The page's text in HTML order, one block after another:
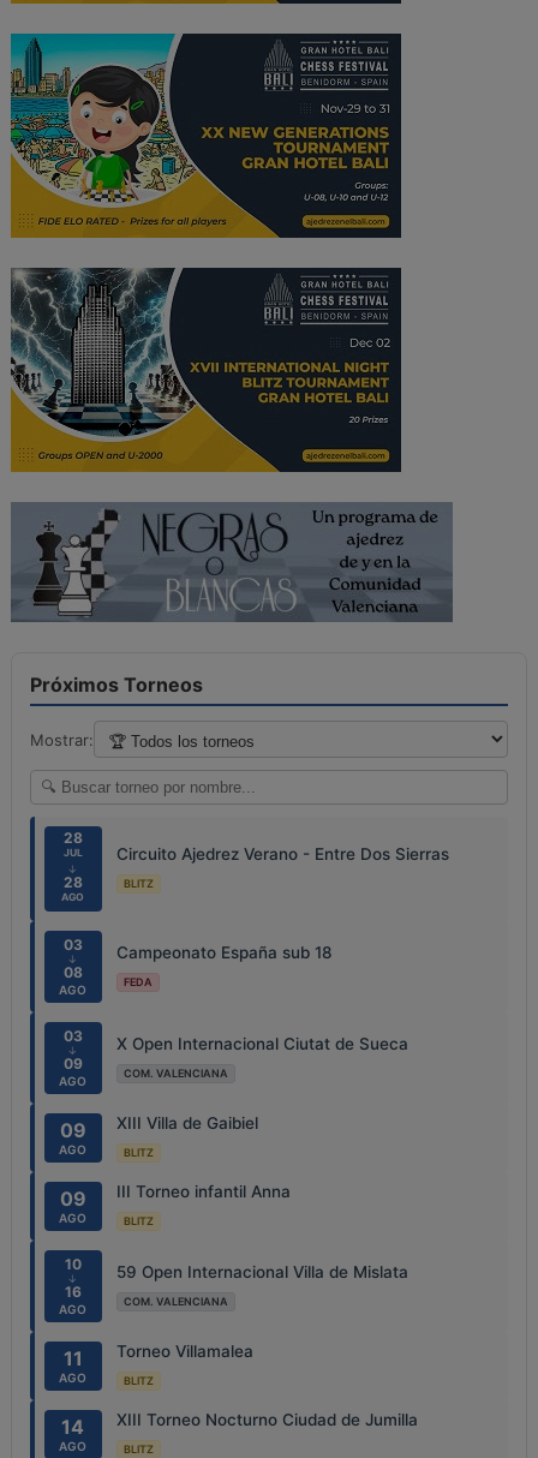
Próximos Torneos
Mostrar:
28
JUL
↓
28
AGO
Circuito Ajedrez Verano - Entre Dos Sierras
BLITZ
03
↓
08
AGO
Campeonato España sub 18
FEDA
03
↓
09
AGO
X Open Internacional Ciutat de Sueca
COM. VALENCIANA
09
AGO
XIII Villa de Gaibiel
BLITZ
09
AGO
III Torneo infantil Anna
BLITZ
10
↓
16
AGO
59 Open Internacional Villa de Mislata
COM. VALENCIANA
11
AGO
Torneo Villamalea
BLITZ
14
AGO
XIII Torneo Nocturno Ciudad de Jumilla
BLITZ